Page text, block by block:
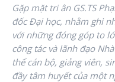
Gặp mặt tri ân GS.TS
đốc Đại học, nhằm ghi
với những đóng góp to
công tác và lãnh đạo
thể cán bộ, giảng viên,
đầy tâm huyết của một